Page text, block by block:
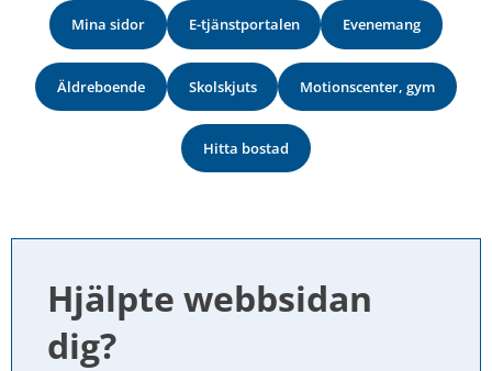
Mina sidor E-tjänstportalen Evenemang
Äldreboende Skolskjuts Motionscenter, gym
Hitta bostad
Hjälpte webbsidan
dig?